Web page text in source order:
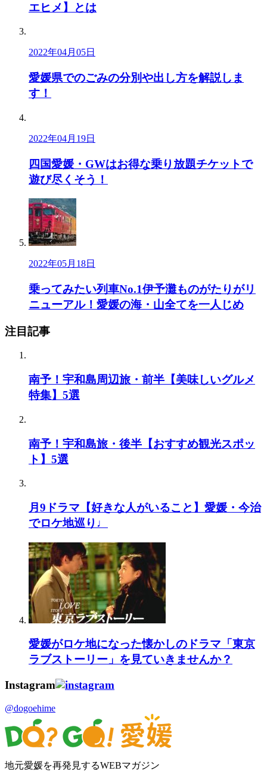
エヒメ】とは
2022年04月05日
愛媛県でのごみの分別や出し方を解説しま
す！
2022年04月19日
四国愛媛・GWはお得な乗り放題チケットで
遊び尽くそう！
2022年05月18日
乗ってみたい列車No.1伊予灘ものがたりがリ
ニューアル！愛媛の海・山全てを一人じめ
注目記事
南予！宇和島周辺旅・前半【美味しいグルメ
特集】5選
南予！宇和島旅・後半【おすすめ観光スポッ
ト】5選
月9ドラマ【好きな人がいること】愛媛・今治
でロケ地巡り♩
愛媛がロケ地になった懐かしのドラマ「東京
ラブストーリー」を見ていきませんか？
Instagram
@dogoehime
地元愛媛を再発見するWEBマガジン